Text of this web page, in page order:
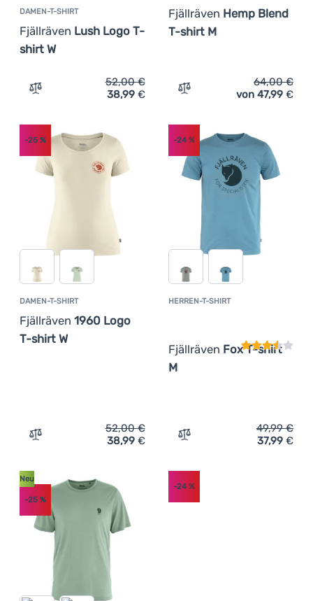
DAMEN-T-SHIRT
Fjällräven Lush Logo T-
shirt W
Zum Vergleich 'Damen-T-Shirt Fjällräven Lush Logo T-
52,00€
38,99 €
Fjällräven Hemp Blend
T-shirt M
Zum Vergleich 'Herren-T-
64,00€
von 47,99 €
DAMEN-T-SHIRT
Fjällräven 1960 Logo
T-shirt W
-25 %
Zum Vergleich 'Damen-T-Shirt Fjällräven 1960 Logo T-
52,00€
38,99 €
HERREN-T-SHIRT
Fjällräven Fox T-shirt
M
-24%
Zum Vergleich 'Herren-
49,99€
37,99 €
Neu
-25 %
-24%